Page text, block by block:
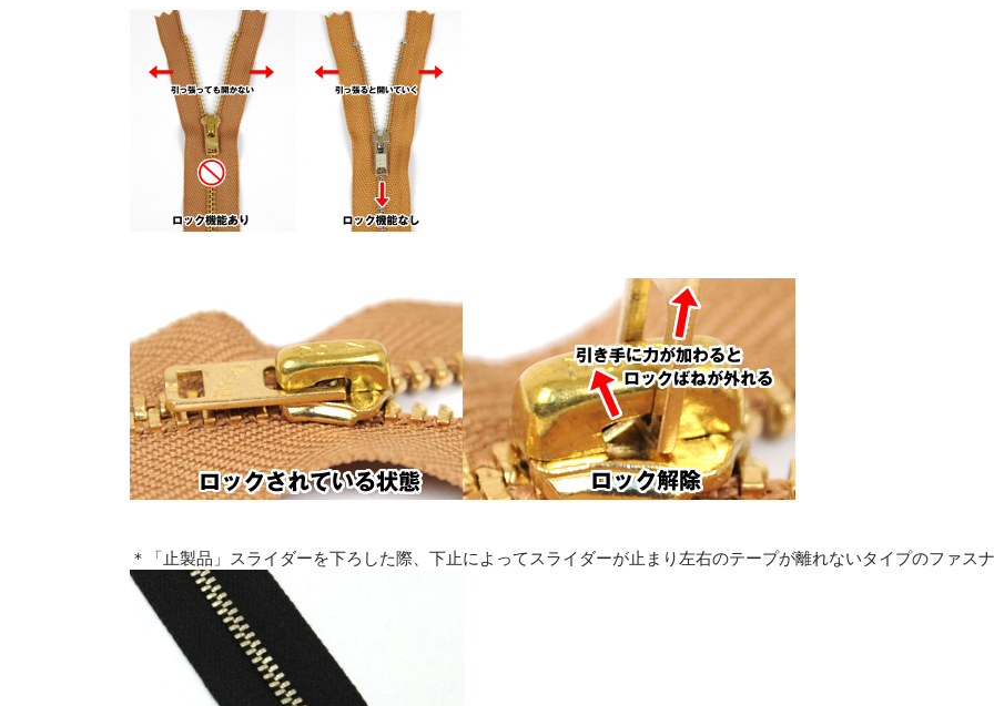
＊「止製品」スライダーを下ろした際、下止によってスライダーが止まり左右のテープが離れないタイプのファスナ